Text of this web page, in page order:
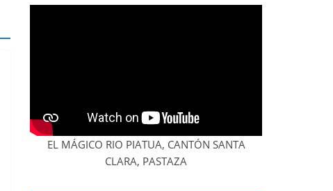
EL MÁGICO RIO PIATUA, CANTÓN SANTA
CLARA, PASTAZA